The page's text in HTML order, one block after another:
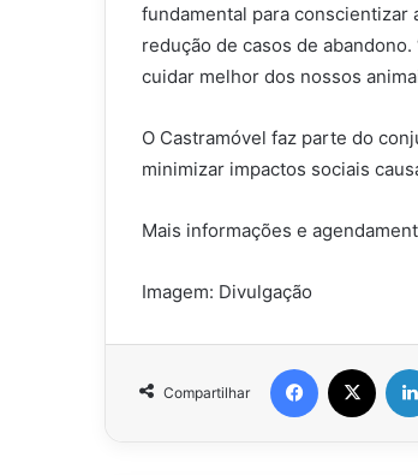
fundamental para conscientizar
redução de casos de
cuidar melhor dos nossos
O Castramóvel faz parte do
minimizar impactos sociais
Mais informações e
Imagem: Divulgação
Compartilhar
Facebook